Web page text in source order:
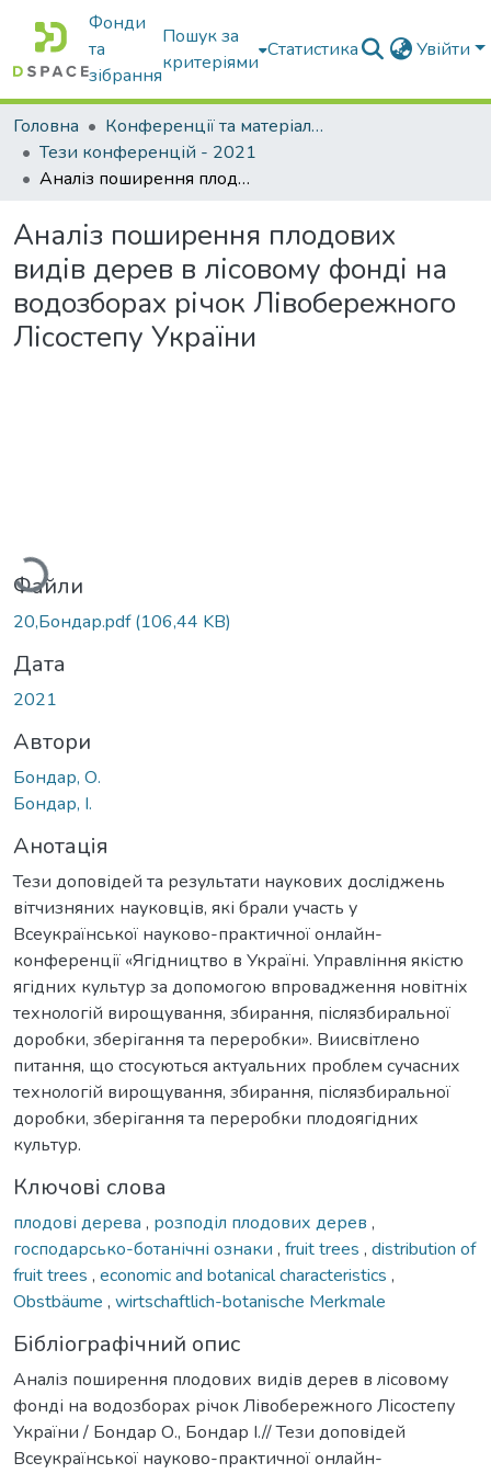
Фонди
та
зібрання
Пошук за
критеріями
Статистика Увійти
Головна
Конференції та матеріали конференцій
Тези конференцій - 2021
Аналіз поширення плодових видів дерев в лісовому фонді на водозборах річок Лівобережного Лісостепу України
Аналіз поширення плодових
видів дерев в лісовому фонді на
водозборах річок Лівобережного
Лісостепу України
Файли
20,Бондар.pdf(106,44 KB)
Дата
2021
Автори
Бондар, О.
Бондар, І.
Анотація
Тези доповідей та результати наукових досліджень
вітчизняних науковців, які брали участь у
Всеукраїнської науково-практичної онлайн-
конференції «Ягідництво в Україні. Управління якістю
ягідних культур за допомогою впровадження новітніх
технологій вирощування, збирання, післязбиральної
доробки, зберігання та переробки». Виисвітлено
питання, що стосуються актуальних проблем сучасних
технологій вирощування, збирання, післязбиральної
доробки, зберігання та переробки плодоягідних
культур.
Ключові слова
плодові дерева , розподіл плодових дерев ,
господарсько-ботанічні ознаки , fruit trees , distribution of
fruit trees , economic and botanical characteristics ,
Obstbäume , wirtschaftlich-botanische Merkmale
Бібліографічний опис
Аналіз поширення плодових видів дерев в лісовому
фонді на водозборах річок Лівобережного Лісостепу
України / Бондар О., Бондар І.// Тези доповідей
Всеукраїнської науково-практичної онлайн-